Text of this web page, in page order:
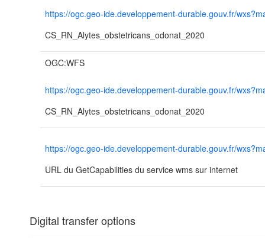
https://ogc.geo-ide.developpement-durable.gouv.fr/
CS_RN_Alytes_obstetricans_odonat_2020
OGC:WFS
https://ogc.geo-ide.developpement-durable.gouv.fr/
CS_RN_Alytes_obstetricans_odonat_2020
https://ogc.geo-ide.developpement-durable.gouv.fr/
URL du GetCapabilities du service wms sur internet
Digital transfer options